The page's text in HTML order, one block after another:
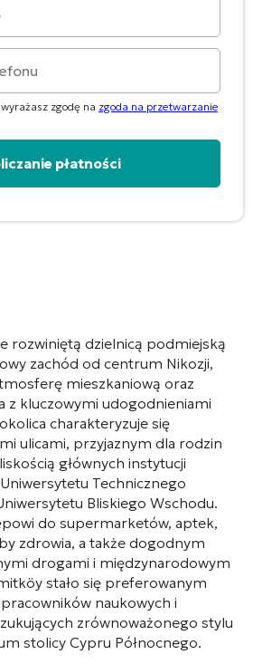
zgodę na zgoda na przetwarzanie
rozwiniętą dzielnicą podmiejską
zachód od centrum Nikozji,
mieszkaniową oraz
z kluczowymi udogodnieniami
charakteryzuje się
ulicami, przyjaznym dla rodzin
głównych instytucji
Technicznego
Bliskiego Wschodu.
do supermarketów, aptek,
zdrowia, a także dogodnym
drogami i międzynarodowym
stało się preferowanym
naukowych i
zrównoważonego stylu
stolicy Cypru Północnego.